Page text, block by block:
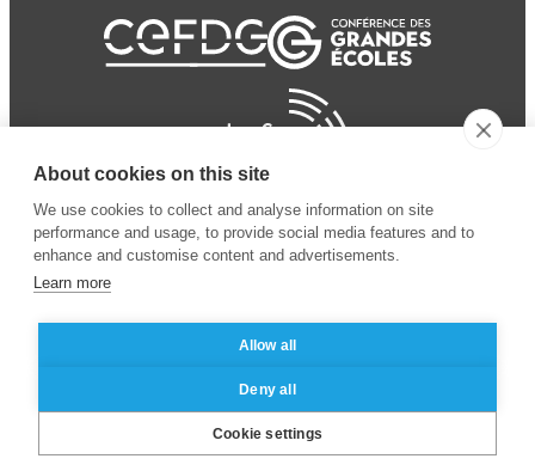
Business School
Mentions légales
des données personnelles
About cookies on this site
We use cookies to collect and analyse information on site
performance and usage, to provide social media features and to
enhance and customise content and advertisements.
Learn more
Allow all
Deny all
Cookie settings